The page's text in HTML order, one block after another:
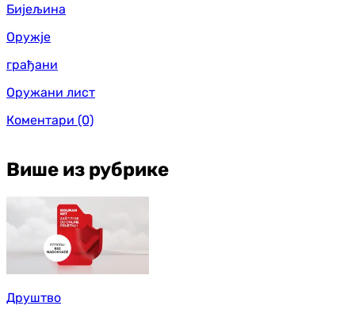
Бијељина
Оружје
грађани
Оружани лист
Коментари (0)
Више из рубрике
Друштво